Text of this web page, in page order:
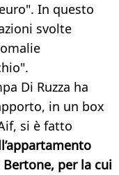
In questo
svolte
Di Ruzza ha
in un box
si è fatto
per la cui